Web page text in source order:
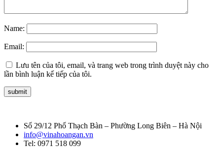
Name:
Email:
Lưu tên của tôi, email, và trang web trong trình duyệt này cho
lần bình luận kế tiếp của tôi.
Số 29/12 Phố Thạch Bàn – Phường Long Biên – Hà Nội
info@vinahoangan.vn
Tel: 0971 518 099